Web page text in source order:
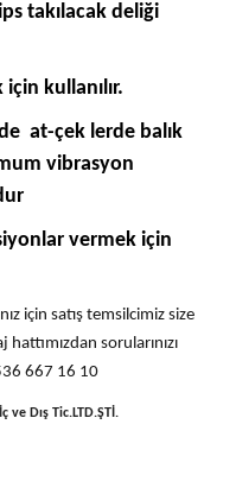
takılacak deliği
kullanılır.
at-çek lerde balık
vibrasyon
vermek için
için satış temsilcimiz size
sorularınızı
667 16 10
ve Dış Tic.LTD.ŞTİ.